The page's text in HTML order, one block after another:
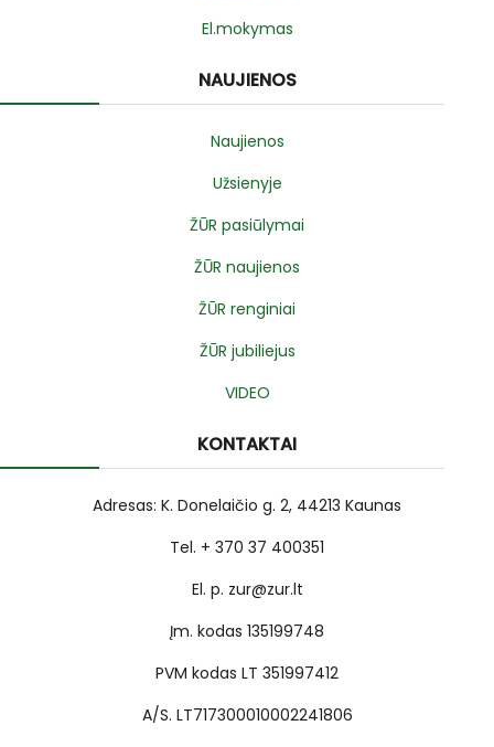
El.mokymas
NAUJIENOS
Naujienos
Užsienyje
ŽŪR pasiūlymai
ŽŪR naujienos
ŽŪR renginiai
ŽŪR jubiliejus
VIDEO
KONTAKTAI
Adresas: K. Donelaičio g. 2, 44213 Kaunas
Tel. + 370 37 400351
El. p. zur@zur.lt
Įm. kodas 135199748
PVM kodas LT 351997412
A/S. LT717300010002241806